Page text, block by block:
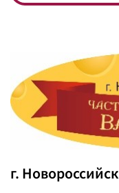
г. Новороссийск